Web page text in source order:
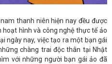
thanh niên hiện nay đều được
hình và công nghệ thực tế ảo
ngày nay, việc tạo ra một bạn gái
chàng trai độc thân tại Nhật
với những người bạn gái ảo đã